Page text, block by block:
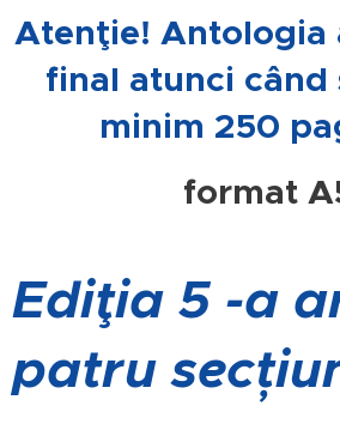
Atenţie! Antologia
final atunci când
minim 250
format
Ediţia 5 -a
patru